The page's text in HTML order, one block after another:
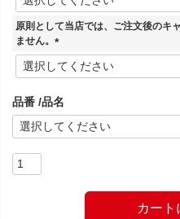
須
原則として当店では、ご注文後のキ
ません。
(
必
)
品番 品名
カート